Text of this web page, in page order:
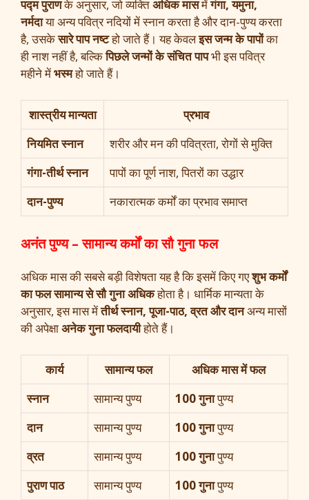
पद्म पुराणके अनुसार, जो व्यक्तिअधिक मासमेंगंगा, यमुना,
नर्मदाया अन्य पवित्र नदियों में स्नान करता है और दान-पुण्य करता
है, उसकेसारे पाप नष्टहो जाते हैं। यह केवलइस जन्म के पापोंका
ही नाश नहीं है, बल्किपिछले जन्मों के संचित पापभी इस पवित्र
महीने मेंभस्महो जाते हैं।
शास्त्रीय मान्यता
प्रभाव
नियमित स्नान
शरीर और मन की पवित्रता, रोगों से मुक्ति
गंगा-तीर्थ स्नान
पापों का पूर्ण नाश, पितरों का उद्धार
दान-पुण्य
नकारात्मक कर्मों का प्रभाव समाप्त
अनंत पुण्य – सामान्य कर्मों का सौ गुना फल
अधिक मास की सबसे बड़ी विशेषता यह है कि इसमें किए गएशुभ कर्मों
का फल सामान्य से सौ गुना अधिकहोता है। धार्मिक मान्यता के
अनुसार, इस मास मेंतीर्थ स्नान, पूजा-पाठ, व्रत और दानअन्य मासों
की अपेक्षाअनेक गुना फलदायीहोते हैं।
कार्य सामान्य फल
अधिक मास में फल
स्नान
सामान्य पुण्य 100 गुनापुण्य
दान
सामान्य पुण्य 100 गुनापुण्य
व्रत
सामान्य पुण्य 100 गुनापुण्य
पुराण पाठ
सामान्य पुण्य 100 गुनापुण्य